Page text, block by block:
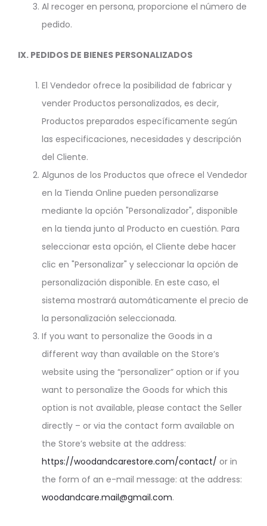
Al recoger en persona, proporcione el número de
pedido.
IX. PEDIDOS DE BIENES PERSONALIZADOS
El Vendedor ofrece la posibilidad de fabricar y
vender Productos personalizados, es decir,
Productos preparados específicamente según
las especificaciones, necesidades y descripción
del Cliente.
Algunos de los Productos que ofrece el Vendedor
en la Tienda Online pueden personalizarse
mediante la opción "Personalizador", disponible
en la tienda junto al Producto en cuestión. Para
seleccionar esta opción, el Cliente debe hacer
clic en "Personalizar" y seleccionar la opción de
personalización disponible. En este caso, el
sistema mostrará automáticamente el precio de
la personalización seleccionada.
If you want to personalize the Goods in a
different way than available on the Store’s
website using the “personalizer” option or if you
want to personalize the Goods for which this
option is not available, please contact the Seller
directly – or via the contact form available on
the Store’s website at the address:
https://woodandcarestore.com/contact/ or in
the form of an e-mail message: at the address:
woodandcare.mail@gmail.com.